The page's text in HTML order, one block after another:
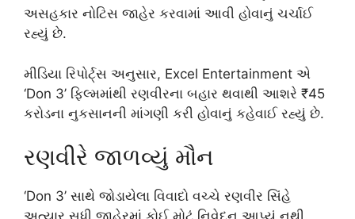
અસહકાર નોટિસ જાહેર કરવામાં આવી હોવાનું ચર્ચાઈ
રહ્યું છે.
મીડિયા રિપોર્ટ્સ અનુસાર, Excel Entertainment એ
‘Don 3’ ફિલ્મમાંથી રણવીરના બહાર થવાથી આશરે ₹45
કરોડના નુકસાનની માંગણી કરી હોવાનું કહેવાઈ રહ્યું છે.
રણવીરે જાળવ્યું મૌન
‘Don 3’ સાથે જોડાયેલા વિવાદો વચ્ચે રણવીર સિંહે